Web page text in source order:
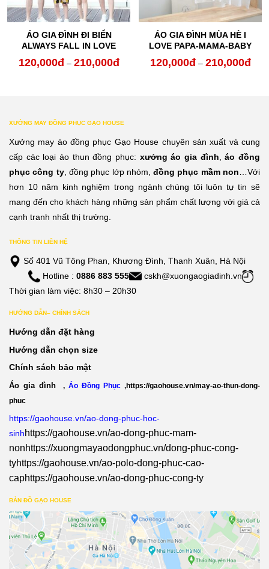
ÁO GIA ĐÌNH ĐI BIỂN
ALWAYS FALL IN LOVE
120,000đ – 210,000đKhoảng
210,000đ
ÁO GIA ĐÌNH MÙA HÈ I
LOVE PAPA-MAMA-BABY
120,000đ – 210,000đ
XƯỞNG MAY ĐỒNG PHỤC GẠO HOUSE
Xưởng may áo đồng phục Gạo House chuyên sản xuất và cung
cấp các loại áo thun đồng phục: xưởng áo gia đình ,áo đồng
phục công ty, đồng phục lớp nhóm,đồng phục mầm non …Với
hơn 10 năm kinh nghiệm trong ngành chúng tôi luôn tự tin sẽ
mang đến cho khách hàng những sản phẩm chất lượng với giá cả
cạnh tranh nhất thị trường.
THÔNG TIN LIÊN HỆ
Số 401 Vũ Tông Phan, Khương Đình, Thanh Xuân, Hà Nội
Hotline : 0886 883 555
cskh@xuongaogiadinh.vn
Thời gian làm việc: 8h30 – 20h30
HƯỚNG DẪN– CHÍNH SÁCH
Hướng dẫn đặt hàng
Hướng dẫn chọn size
Chính sách bảo mật
Áo gia đình , Áo Đồng Phục ,https://gaohouse.vn/may-ao-thun-dong-
phuc
https://gaohouse.vn/ao-dong-phuc-hoc-
sinhhttps://gaohouse.vn/ao-dong-phuc-mam-
nonhttps://xuongmayaodongphuc.vn/dong-phuc-cong-
tyhttps://gaohouse.vn/ao-polo-dong-phuc-cao-
caphttps://gaohouse.vn/ao-dong-phuc-cong-ty
BẢN ĐỒ GẠO HOUSE